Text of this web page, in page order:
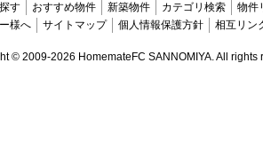
す おすすめ物件 新築物件 カテゴリ検索 物件
様へ
サイトマップ 個人情報保護方針 相互リン
© 2009-2026 HomemateFC SANNOMIYA. All rights